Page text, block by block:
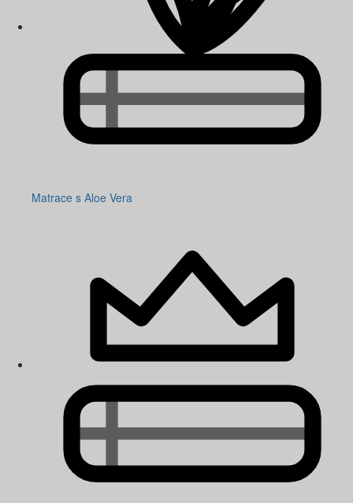
Matrace s Aloe Vera